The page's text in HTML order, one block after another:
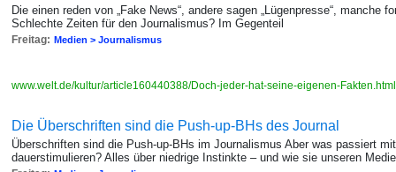
Die einen reden von „Fake News“, andere sagen „Lügenpresse“, manche
Schlechte Zeiten für den Journalismus? Im Gegenteil
Freitag: Medien > Journalismus
www.welt.de/kultur/article160440388/Doch-jeder-hat-seine-eigenen-
Die Überschriften sind die Push-up-BHs des Journal
Überschriften sind die Push-up-BHs im Journalismus Aber was passiert
dauerstimulieren? Alles über niedrige Instinkte – und wie sie unseren